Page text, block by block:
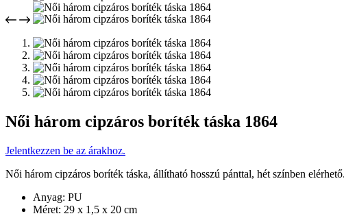
Női három cipzáros boríték táska 1864
Jelentkezzen be az árakhoz.
Női három cipzáros boríték táska, állítható hosszú pánttal, hét színben elérhető.
Anyag: PU
Méret: 29 x 1,5 x 20 cm